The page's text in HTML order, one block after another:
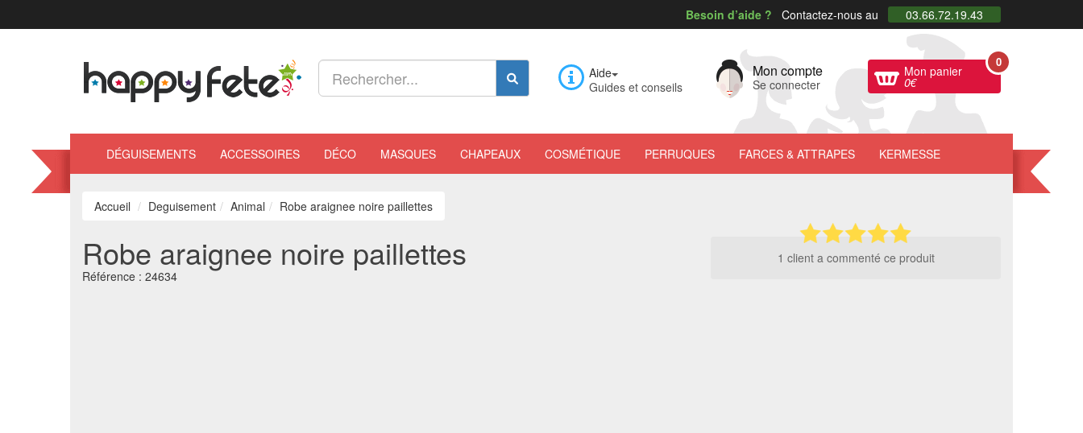
Besoin d’aide ? Contactez-nous au 03.66.72.19.43
Aide
Guides et conseils
Mon compte
Se connecter
Mon panier
0€
0
DÉGUISEMENTS ACCESSOIRES DÉCO MASQUES CHAPEAUX COSMÉTIQUE PERRUQUES FARCES & ATTRAPES KERMESSE
Accueil Deguisement Animal Robe araignee noire paillettes
Robe araignee noire paillettes
Référence : 24634
1 client a commenté ce produit